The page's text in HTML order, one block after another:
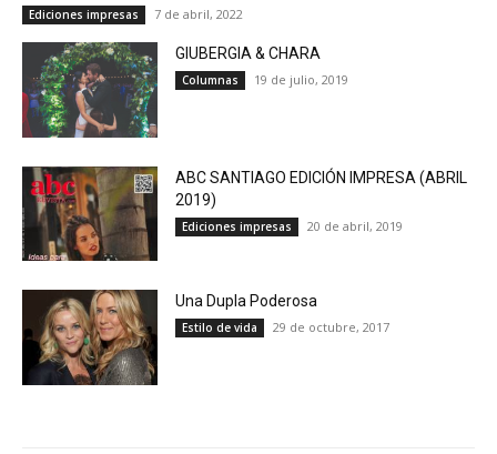
Ediciones impresas 7 de abril, 2022
GIUBERGIA & CHARA
Columnas 19 de julio, 2019
ABC SANTIAGO EDICIÓN IMPRESA (ABRIL
2019)
Ediciones impresas 20 de abril, 2019
Una Dupla Poderosa
Estilo de vida 29 de octubre, 2017